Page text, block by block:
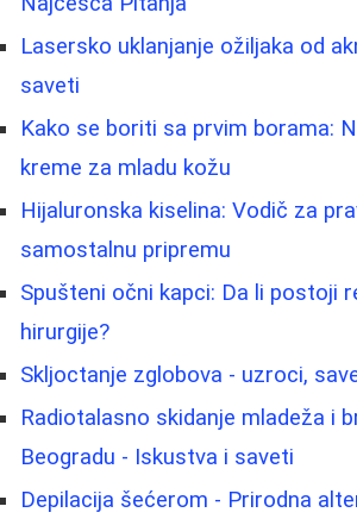
Lasersko uklanjanje ožiljaka od
saveti
Kako se boriti sa prvim borama:
kreme za mladu kožu
Hijaluronska kiselina: Vodič za
samostalnu pripremu
Spušteni očni kapci: Da li postoji
hirurgije?
Skljoctanje zglobova - uzroci,
Radiotalasno skidanje mladeža i
Beogradu - Iskustva i saveti
Depilacija šećerom - Prirodna